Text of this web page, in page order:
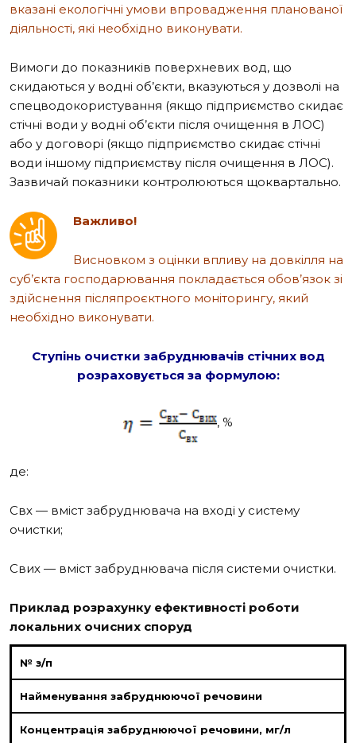
вказані екологічні умови впровадження планованої
діяльності, які необхідно виконувати.
Вимоги до показників поверхневих вод, що
скидаються у водні об’єкти, вказуються у дозволі на
спецводокористування (якщо підприємство скидає
стічні води у водні об’єкти після очищення в ЛОС)
або у договорі (якщо підприємство скидає стічні
води іншому підприємству після очищення в ЛОС).
Зазвичай показники контролюються щоквартально.
Важливо!
Висновком з оцінки впливу на довкілля на
суб’єкта господарювання покладається обов’язок зі
здійснення післяпроєктного моніторингу, який
необхідно виконувати.
Ступінь очистки забруднювачів стічних вод
розраховується за формулою:
, %
де:
Свх — вміст забруднювача на вході у систему
очистки;
Свих — вміст забруднювача після системи очистки.
Приклад розрахунку ефективності роботи
локальних очисних споруд
№ з/п
Найменування забруднюючої речовини
Концентрація забруднюючої речовини, мг/л